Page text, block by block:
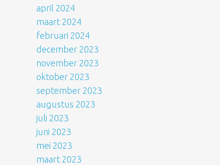
april 2024
maart 2024
februari 2024
december 2023
november 2023
oktober 2023
september 2023
augustus 2023
juli 2023
juni 2023
mei 2023
maart 2023